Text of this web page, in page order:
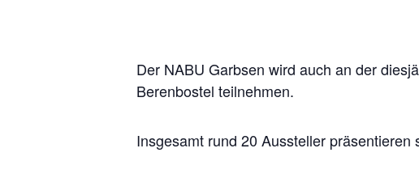
Der NABU Garbsen wird auch an der
Berenbostel teilnehmen.
Insgesamt rund 20 Aussteller präsentieren